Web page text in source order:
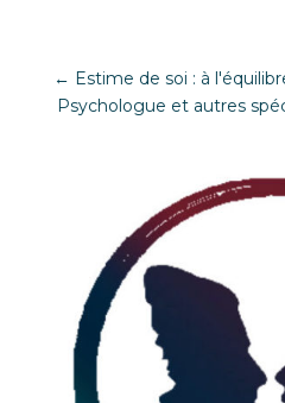
← Estime de soi : à
Psychologue et autres